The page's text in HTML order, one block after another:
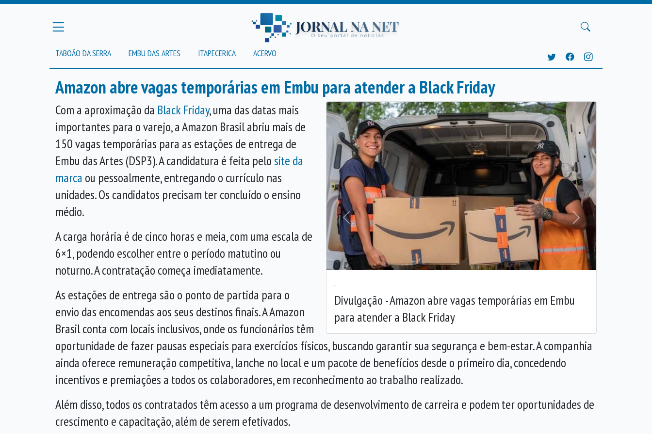
TABOÃO DA SERRA EMBU DAS ARTES ITAPECERICA ACERVO
Amazon abre vagas temporárias em Embu para atender a Black Friday
.
Divulgação - Amazon abre vagas temporárias em Embu
para atender a Black Friday
Anterior Próxima
Com a aproximação da Black Friday, uma das datas mais
importantes para o varejo, a Amazon Brasil abriu mais de
150 vagas temporárias para as estações de entrega de
Embu das Artes (DSP3). A candidatura é feita pelosite da
marca ou pessoalmente, entregando o currículo nas
unidades. Os candidatos precisam ter concluído o ensino
médio.
A carga horária é de cinco horas e meia, com uma escala de
6×1, podendo escolher entre o período matutino ou
noturno. A contratação começa imediatamente.
As estações de entrega são o ponto de partida para o
envio das encomendas aos seus destinos finais. A Amazon
Brasil conta com locais inclusivos, onde os funcionários têm
oportunidade de fazer pausas especiais para exercícios físicos, buscando garantir sua segurança e bem-estar. A companhia
ainda oferece remuneração competitiva, lanche no local e um pacote de benefícios desde o primeiro dia, concedendo
incentivos e premiações a todos os colaboradores, em reconhecimento ao trabalho realizado.
Além disso, todos os contratados têm acesso a um programa de desenvolvimento de carreira e podem ter oportunidades de
crescimento e capacitação, além de serem efetivados.